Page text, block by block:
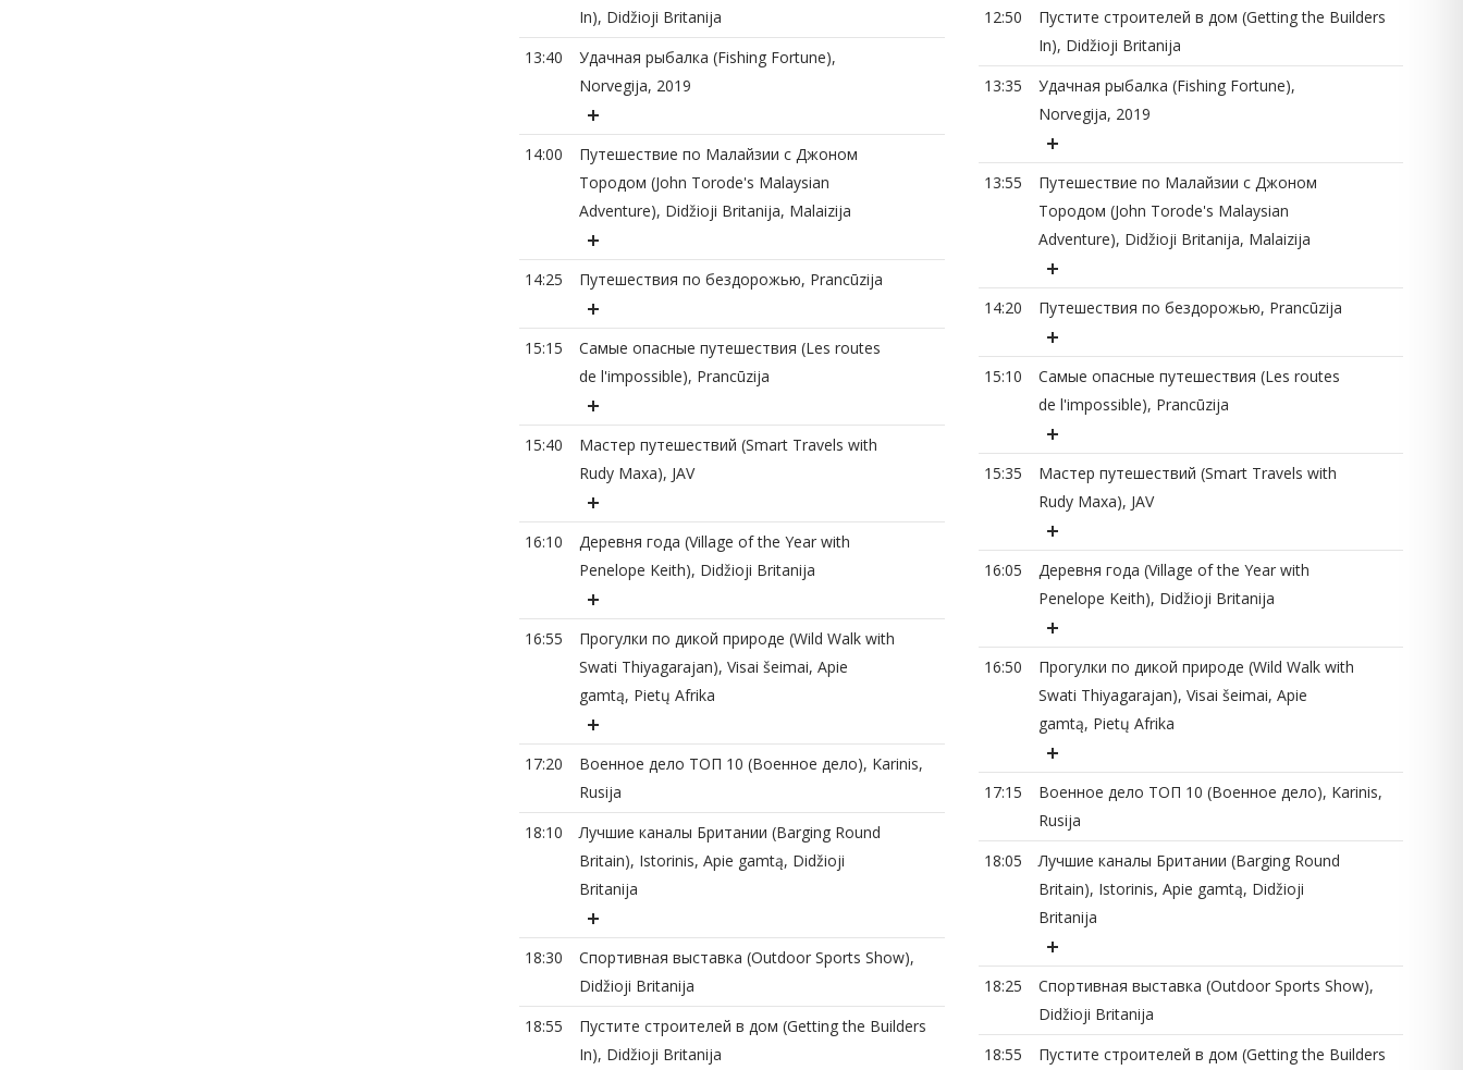
In), Didžioji Britanija
13:40
Удачная рыбалка (Fishing Fortune),
Norvegija, 2019
14:00
Путешествие по Малайзии с Джоном
Тородом (John Torode's Malaysian
Adventure), Didžioji Britanija, Malaizija
14:25 Путешествия по бездорожью, Prancūzija
15:15
Самые опасные путешествия (Les routes
de l'impossible), Prancūzija
15:40
Мастер путешествий (Smart Travels with
Rudy Maxa), JAV
16:10
Деревня года (Village of the Year with
Penelope Keith), Didžioji Britanija
16:55
Прогулки по дикой природе (Wild Walk with
Swati Thiyagarajan), Visai šeimai, Apie
gamtą, Pietų Afrika
17:20
Военное дело ТОП 10 (Военное дело), Karinis,
Rusija
18:10
Лучшие каналы Британии (Barging Round
Britain), Istorinis, Apie gamtą, Didžioji
Britanija
18:30
Спортивная выставка (Outdoor Sports Show),
Didžioji Britanija
18:55
Пустите строителей в дом (Getting the Builders
In), Didžioji Britanija
12:50
Пустите строителей в дом (Getting the Builders
In), Didžioji Britanija
13:35
Удачная рыбалка (Fishing Fortune),
Norvegija, 2019
13:55
Путешествие по Малайзии с Джоном
Тородом (John Torode's Malaysian
Adventure), Didžioji Britanija, Malaizija
14:20 Путешествия по бездорожью, Prancūzija
15:10
Самые опасные путешествия (Les routes
de l'impossible), Prancūzija
15:35
Мастер путешествий (Smart Travels with
Rudy Maxa), JAV
16:05
Деревня года (Village of the Year with
Penelope Keith), Didžioji Britanija
16:50
Прогулки по дикой природе (Wild Walk with
Swati Thiyagarajan), Visai šeimai, Apie
gamtą, Pietų Afrika
17:15
Военное дело ТОП 10 (Военное дело), Karinis,
Rusija
18:05
Лучшие каналы Британии (Barging Round
Britain), Istorinis, Apie gamtą, Didžioji
Britanija
18:25
Спортивная выставка (Outdoor Sports Show),
Didžioji Britanija
18:55
Пустите строителей в дом (Getting the Builders